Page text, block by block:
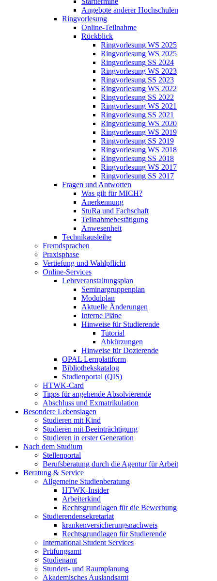
Angebote anderer Hochschulen
Ringvorlesung
Online-Teilnahme
Rückblick
Ringvorlesung WS 2025
Ringvorlesung WS 2025
Ringvorlesung SS 2024
Ringvorlesung WS 2023
Ringvorlesung SS 2023
Ringvorlesung WS 2022
Ringvorlesung SS 2022
Ringvorlesung WS 2021
Ringvorlesung SS 2021
Ringvorlesung WS 2020
Ringvorlesung WS 2019
Ringvorlesung SS 2019
Ringvorlesung WS 2018
Ringvorlesung SS 2018
Ringvorlesung WS 2017
Ringvorlesung SS 2017
Fragen und Antworten
Was gilt für MICH?
Anerkennung
StuRa und Fachschaft
Teilnahmebestätigung
Anwesenheit
Technikausleihe
Fremdsprachen
Praxisphase
Vertiefung und Wahlpflicht
Online-Services
Lehrveranstaltungsplan
Seminargruppenplan
Modulplan
Aktuelle Änderungen
Interne Pläne
Hinweise für Studierende
Tutorial
Abkürzungen
Hinweise für Dozierende
OPAL Lernplattform
Bibliothekskatalog
Studienportal (QIS)
HTWK-Card
Tipps für angehende Absolvierende
Abschluss und Exmatrikulation
Besondere Lebenslagen
Studieren mit Kind
Studieren mit Beeinträchtigung
Studieren in erster Generation
Nach dem Studium
Stellenportal
Berufsberatung durch die Agentur für Arbeit
Beratung & Service
Allgemeine Studienberatung
HTWK-Insider
Arbeiterkind
Rechtsgrundlagen für die Bewerbung
Studierendensekretariat
krankenversicherungsnachweis
Rechtsgrundlagen für Studierende
International Student Services
Prüfungsamt
Studienamt
Stunden- und Raumplanung
Akademisches Auslandsamt